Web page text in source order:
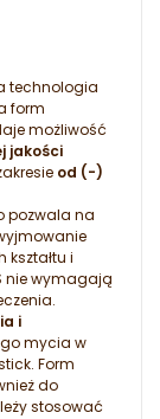
technologia
form
możliwość
jakości
od (-)
pozwala na
kształtu i
nie wymagają
i
mycia w
Form
do
stosować